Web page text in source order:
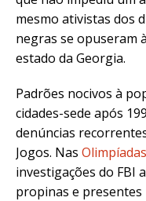
mesmo ativistas dos
negras se opuseram
estado da Georgia.
Padrões nocivos à
cidades-sede após
denúncias
Jogos. Nas
investigações do FBI
propinas e